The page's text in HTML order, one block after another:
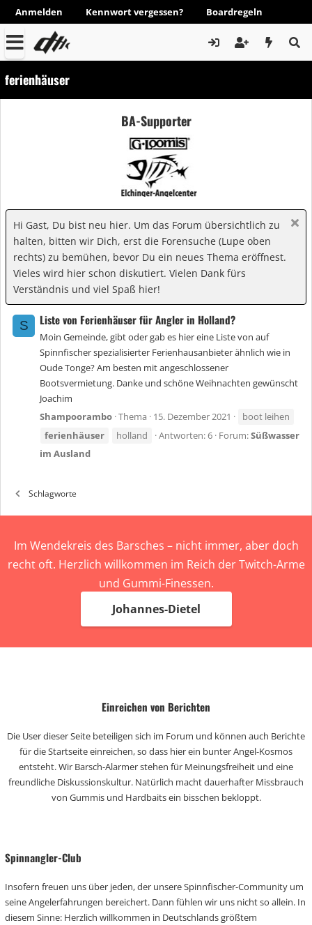
Anmelden Kennwort vergessen? Boardregeln
ferienhäuser
BA-Supporter
Hi Gast, Du bist neu hier. Um das Forum übersichtlich zu
halten, bitten wir Dich, erst die Forensuche (Lupe oben
rechts) zu bemühen, bevor Du ein neues Thema eröffnest.
Vieles wird hier schon diskutiert. Vielen Dank fürs
Verständnis und viel Spaß hier!
S Liste von Ferienhäuser für Angler in Holland?
Moin Gemeinde, gibt oder gab es hier eine Liste von auf
Spinnfischer spezialisierter Ferienhausanbieter ähnlich wie in
Oude Tonge? Am besten mit angeschlossener
Bootsvermietung. Danke und schöne Weihnachten gewünscht
Joachim
Shampoorambo Thema 15. Dezember 2021
boot leihen
ferienhäuser
holland Antworten: 6 Forum:Süßwasser
im Ausland
Schlagworte
Im Wendekreis des Barsches – nicht immer, aber doch
recht oft. Herzlich willkommen im Reich der Twitch-Arme
und Gummi-Finessen.
Johannes-Dietel
Einreichen von Berichten
Die User dieser Seite beteiligen sich im Forum und können auch Berichte
für die Startseite einreichen, so dass hier ein bunter Angel-Kosmos
entsteht. Wir Barsch-Alarmer stehen für Meinungsfreiheit und eine
freundliche Diskussionskultur. Natürlich macht dauerhafter Missbrauch
von Gummis und Hardbaits ein bisschen bekloppt.
Spinnangler-Club
Insofern freuen uns über jeden, der unsere Spinnfischer-Community um
seine Angelerfahrungen bereichert. Dann fühlen wir uns nicht so allein. In
diesem Sinne: Herzlich willkommen in Deutschlands größtem